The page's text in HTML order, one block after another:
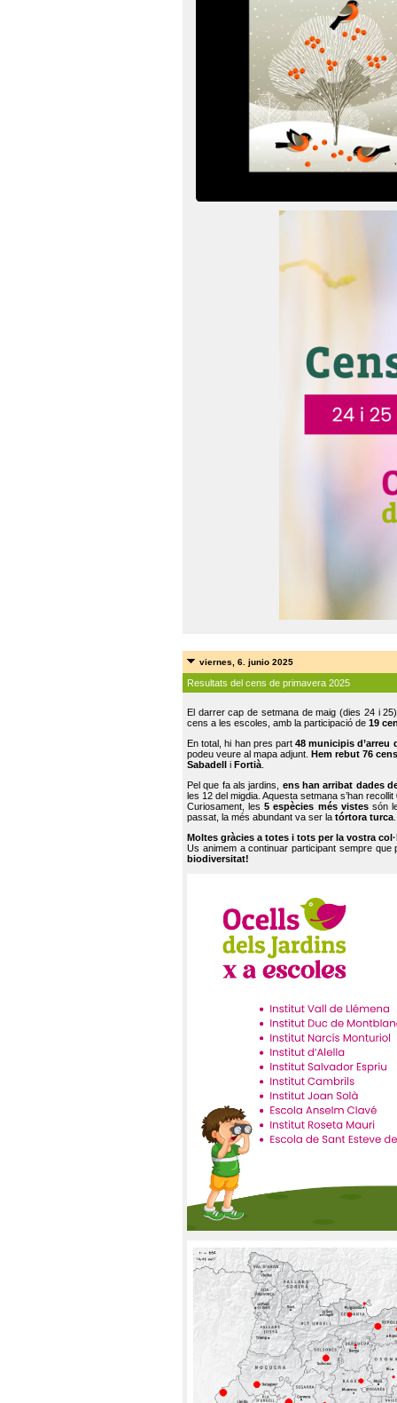
viernes, 6. junio 2025
Resultats del cens de primavera 2025
El darrer cap de setmana de maig (dies 24 i
cens a les escoles, amb la participació de 19
En total, hi han pres part48 municipis d’arreu
podeu veure al mapa adjunt. Hem rebut 76
Sabadell i Fortià
Pel que fa als jardins, ens han arribat dades
les 12 del migdia. Aquesta setmana s’han recollit
Curiosament, les5 espècies més vistessón
passat, la més abundant va ser la tórtora turca
Moltes gràcies a totes i tots per la vostra
Us animem a continuar participant sempre que
biodiversitat!